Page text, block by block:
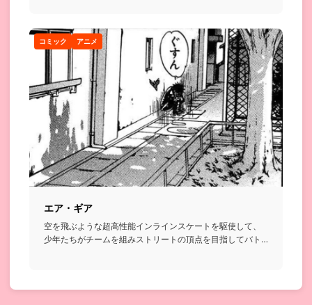
コミック アニメ
エア・ギア
空を飛ぶような超高性能インラインスケートを駆使して、
少年たちがチームを組みストリートの頂点を目指してバト